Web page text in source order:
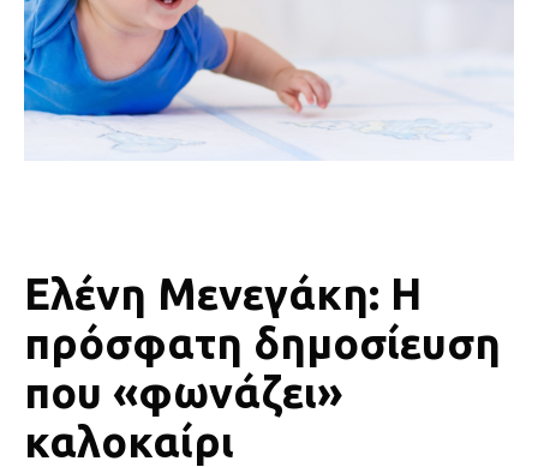
Ελένη Μενεγάκη: Η
πρόσφατη δημοσίευση
που «φωνάζει»
καλοκαίρι